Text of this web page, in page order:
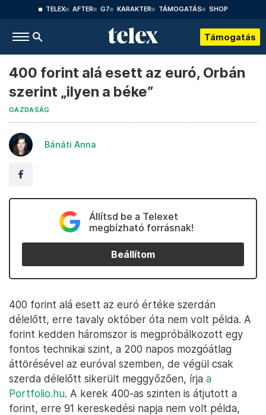
TELEX AFTER G7 KARAKTER TÁMOGATÁS SHOP
Támogatás
400 forint alá esett az euró, Orbán
szerint „ilyen a béke”
GAZDASÁG
Bánáti Anna
Állítsd be a Telexet
megbízható forrásnak!
Beállítom
400 forint alá esett az euró értéke szerdán
délelőtt, erre tavaly október óta nem volt példa. A
forint kedden háromszor is megpróbálkozott egy
fontos technikai szint, a 200 napos mozgóátlag
áttörésével az euróval szemben, de végül csak
szerda délelőtt sikerült meggyőzően, írja a
Portfolio.hu. A kerek 400-as szinten is átjutott a
forint, erre 91 kereskedési napja nem volt példa,